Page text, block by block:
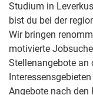
Studium in
bist du bei der
Wir bringen
motivierte
Stellenangebote an
Angebote nach den